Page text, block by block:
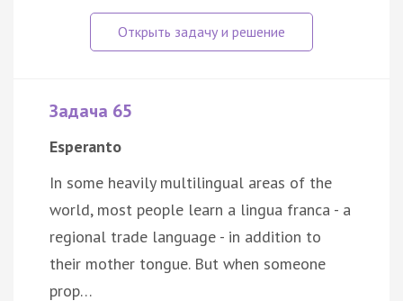
Задача 65
Esperanto
In some heavily multilingual areas of the
world, most people learn a lingua franca - a
regional trade language - in addition to
their mother tongue. But when someone
prop…